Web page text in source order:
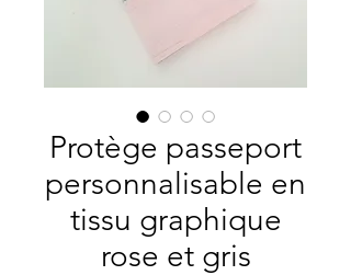
Protège passeport
personnalisable en
tissu graphique
rose et gris